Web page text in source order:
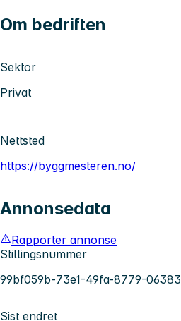
Om bedriften
Sektor
Privat
Nettsted
https://byggmesteren.no/
Annonsedata
Rapporter annonse
Stillingsnummer
99bf059b-73e1-49fa-8779-
Sist endret